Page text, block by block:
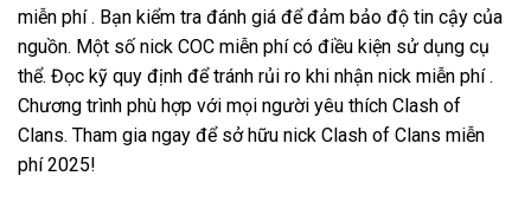
miễn phí . Bạn kiểm tra đánh giá để đảm bảo độ tin cậy của
nguồn. Một số nick COC miễn phí có điều kiện sử dụng cụ
thể. Đọc kỹ quy định để tránh rủi ro khi nhận nick miễn phí .
Chương trình phù hợp với mọi người yêu thích Clash of
Clans. Tham gia ngay để sở hữu nick Clash of Clans miễn
phí 2025!